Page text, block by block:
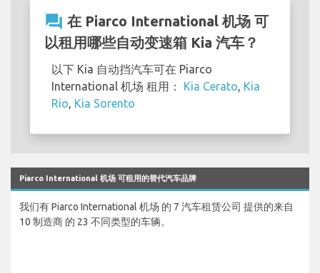
question_answer 在 Piarco International 机场 可
以租用哪些自动变速箱 Kia 汽车？
以下 Kia 自动挡汽车可在 Piarco
International 机场 租用： Kia Cerato Kia
Rio Kia Sorento
Piarco International 机场 可租用的替代汽车品牌
我们有 Piarco International 机场 的 7 汽车租赁公司 提供的来自
10 制造商 的 23 不同类型的车辆。